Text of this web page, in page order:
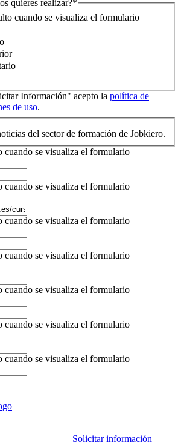
Solicitar información
cuando se visualiza el formulario
quieres realizar?*
Información" acepto la política de
de uso.
del sector de formación de Jobkiero.
cuando se visualiza el formulario
cuando se visualiza el formulario
cuando se visualiza el formulario
cuando se visualiza el formulario
cuando se visualiza el formulario
cuando se visualiza el formulario
cuando se visualiza el formulario
|